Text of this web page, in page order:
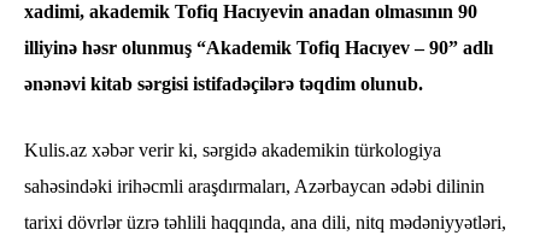
xadimi, akademik Tofiq Hacıyevin anadan olmasının 90
illiyinə həsr olunmuş “Akademik Tofiq Hacıyev – 90” adlı
ənənəvi kitab sərgisi istifadəçilərə təqdim olunub.
Kulis.az xəbər verir ki, sərgidə akademikin türkologiya
sahəsindəki irihəcmli araşdırmaları, Azərbaycan ədəbi dilinin
tarixi dövrlər üzrə təhlili haqqında, ana dili, nitq mədəniyyətləri,